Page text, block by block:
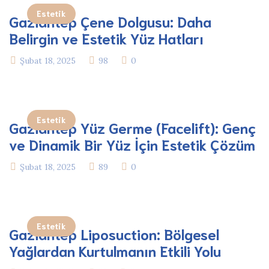
Estetik
Gaziantep Çene Dolgusu: Daha
Belirgin ve Estetik Yüz Hatları
Şubat 18, 2025 98 0
Estetik
Gaziantep Yüz Germe (Facelift): Genç
ve Dinamik Bir Yüz İçin Estetik Çözüm
Şubat 18, 2025 89 0
Estetik
Gaziantep Liposuction: Bölgesel
Yağlardan Kurtulmanın Etkili Yolu